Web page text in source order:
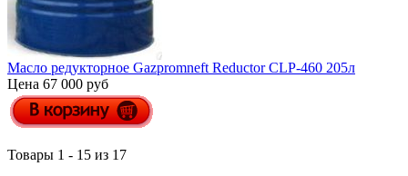
Масло редукторное Gazpromneft Reductor СLP-460 205л
Цена 67 000 руб
Товары 1 - 15 из 17